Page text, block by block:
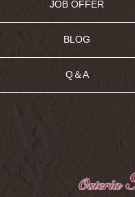
JOB OFFER
BLOG
Q＆A